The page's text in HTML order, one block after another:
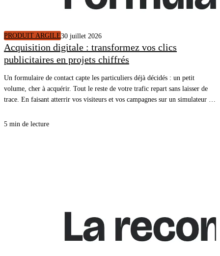
PRODUIT ARGILE30 juillet 2026
Acquisition digitale : transformez vos clics
publicitaires en projets chiffrés
Un formulaire de contact capte les particuliers déjà décidés : un petit
volume, cher à acquérir. Tout le reste de votre trafic repart sans laisser de
trace. En faisant atterrir vos visiteurs et vos campagnes sur un simulateur de
projet, et chaque simulation terminée arrive dans votre CRM avec un
5 min de lecture